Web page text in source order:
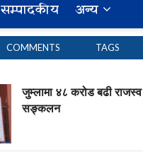
सम्पादकीय अन्य
COMMENTS TAGS
जुम्लामा ४८ करोड बढी राजस्व
सङ्कलन